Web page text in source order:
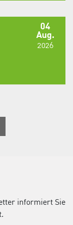
04
Aug.
2026
informiert Sie